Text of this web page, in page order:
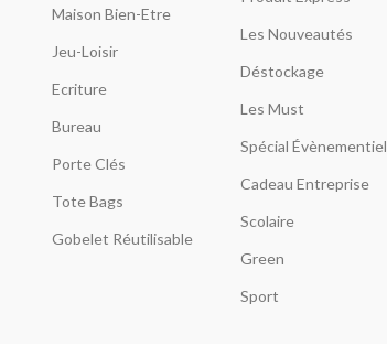
Maison Bien-Etre
Jeu-Loisir
Ecriture
Bureau
Porte Clés
Tote Bags
Gobelet Réutilisable
Les Nouveautés
Déstockage
Les Must
Spécial Évènementiel
Cadeau Entreprise
Scolaire
Green
Sport